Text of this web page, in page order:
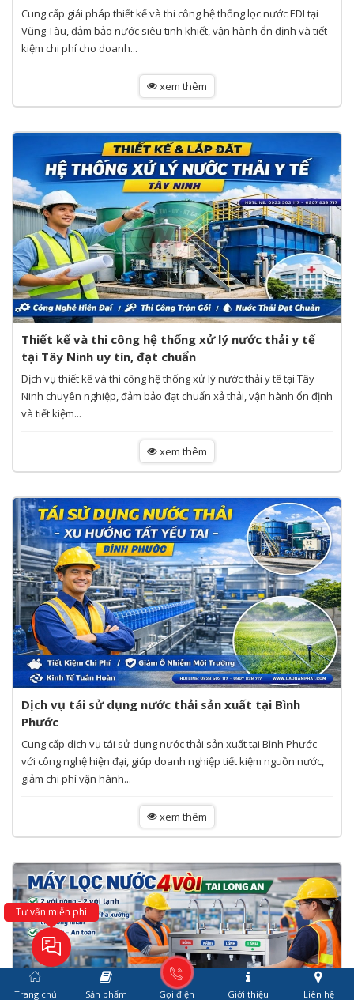
Cung cấp giải pháp thiết kế và thi công hệ thống lọc nước EDI tại
Vũng Tàu, đảm bảo nước siêu tinh khiết, vận hành ổn định và tiết
kiệm chi phí cho doanh...
xem thêm
Thiết kế và thi công hệ thống xử lý nước thải y tế
tại Tây Ninh uy tín, đạt chuẩn
Dịch vụ thiết kế và thi công hệ thống xử lý nước thải y tế tại Tây
Ninh chuyên nghiệp, đảm bảo đạt chuẩn xả thải, vận hành ổn định
và tiết kiệm...
xem thêm
Dịch vụ tái sử dụng nước thải sản xuất tại Bình
Phước
Cung cấp dịch vụ tái sử dụng nước thải sản xuất tại Bình Phước
với công nghệ hiện đại, giúp doanh nghiệp tiết kiệm nguồn nước,
giảm chi phí vận hành...
xem thêm
Tư vấn miễn phí
Trang chủ Sản phẩm Gọi điện Giới thiệu Liên hệ